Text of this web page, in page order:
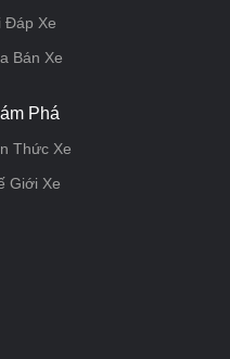
Đáp Xe
Bán Xe
Phá
Thức Xe
Giới Xe